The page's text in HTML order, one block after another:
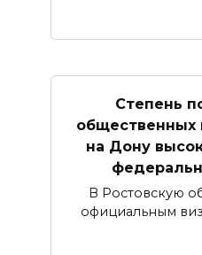
Степень
общественных
на Дону
В Ростовскую
официальным